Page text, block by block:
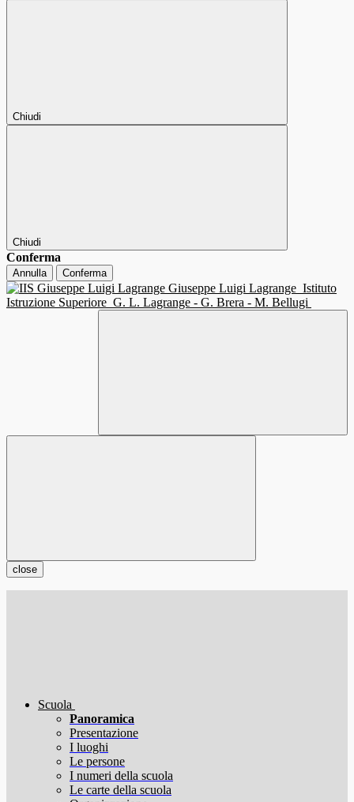
Chiudi
Chiudi
Conferma
Annulla Conferma
Giuseppe Luigi Lagrange Istituto
Istruzione Superiore G. L. Lagrange - G. Brera - M. Bellugi
close
Scuola
Panoramica
Presentazione
I luoghi
Le persone
I numeri della scuola
Le carte della scuola